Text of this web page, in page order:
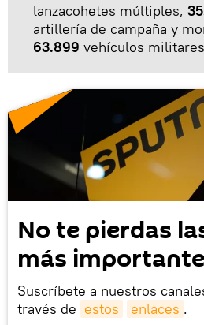
lanzacohetes múltiples,
artillería de campaña y
63.899 vehículos
No te pierdas
más
Suscríbete a nuestros
través de estos enlaces .